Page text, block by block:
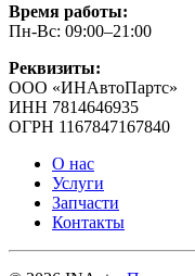
Время работы:
Пн-Вс: 09:00–21:00
Реквизиты:
ООО «ИНАвтоПартс»
ИНН 7814646935
ОГРН 1167847167840
О нас
Услуги
Запчасти
Контакты